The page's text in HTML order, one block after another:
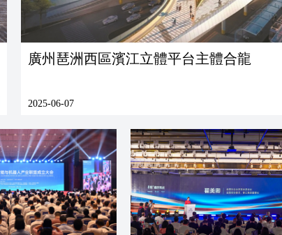
廣州琶洲西區濱江立體平台主體合龍
2025-06-07